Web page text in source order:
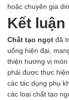
hoặc chuyên gia
Kết luận
Chất tạo ngọt đã
uống hiện đại,
thiện hương vị
phải được thực
các tác dụng phụ
các loại chất tạo